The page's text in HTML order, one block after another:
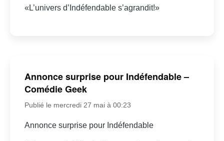
«L’univers d’Indéfendable s’agrandit!»
Annonce surprise pour Indéfendable –
Comédie Geek
Publié le mercredi 27 mai à 00:23
Annonce surprise pour Indéfendable